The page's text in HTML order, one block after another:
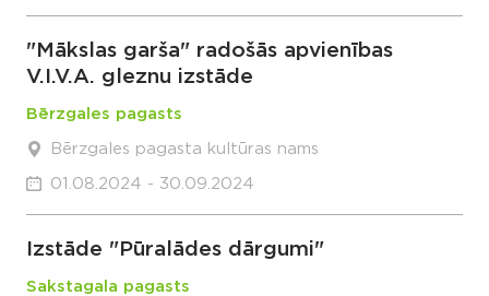
"Mākslas garša" radošās apvienības
V.I.V.A. gleznu izstāde
Bērzgales pagasts
Bērzgales pagasta kultūras nams
01.08.2024 - 30.09.2024
Izstāde "Pūralādes dārgumi"
Sakstagala pagasts